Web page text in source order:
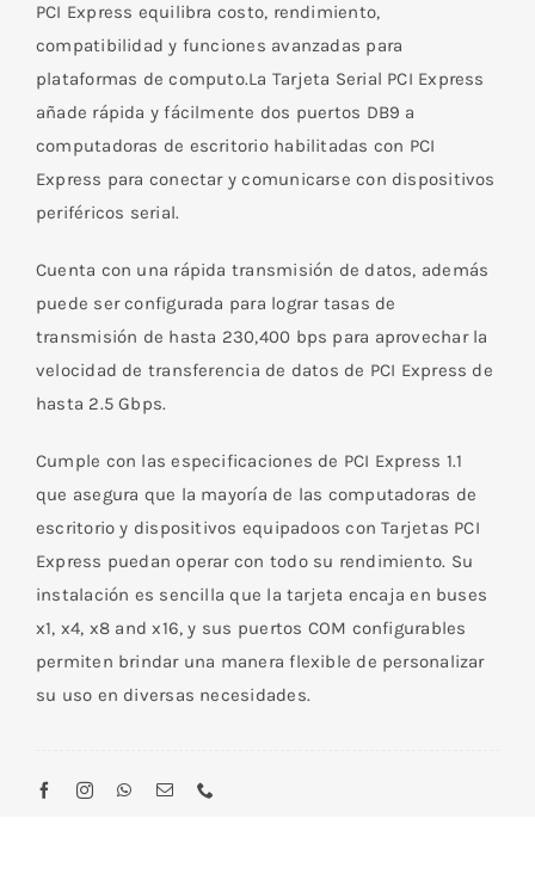
PCI Express equilibra costo, rendimiento,
compatibilidad y funciones avanzadas para
plataformas de computo.La Tarjeta Serial PCI Express
añade rápida y fácilmente dos puertos DB9 a
computadoras de escritorio habilitadas con PCI
Express para conectar y comunicarse con dispositivos
periféricos serial.
Cuenta con una rápida transmisión de datos, además
puede ser configurada para lograr tasas de
transmisión de hasta 230,400 bps para aprovechar la
velocidad de transferencia de datos de PCI Express de
hasta 2.5 Gbps.
Cumple con las especificaciones de PCI Express 1.1
que asegura que la mayoría de las computadoras de
escritorio y dispositivos equipadoos con Tarjetas PCI
Express puedan operar con todo su rendimiento. Su
instalación es sencilla que la tarjeta encaja en buses
x1, x4, x8 and x16, y sus puertos COM configurables
permiten brindar una manera flexible de personalizar
su uso en diversas necesidades.